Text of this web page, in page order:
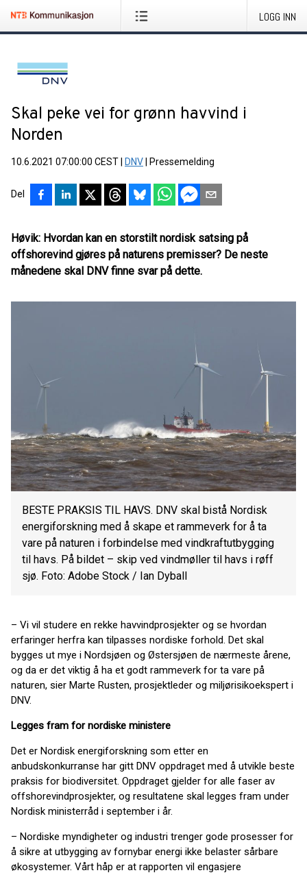
LOGG INN
Skal peke vei for grønn havvind i
Norden
10.6.2021 07:00:00 CEST DNV Pressemelding
Del
Høvik: Hvordan kan en storstilt nordisk satsing på
offshorevind gjøres på naturens premisser? De neste
månedene skal DNV finne svar på dette.
BESTE PRAKSIS TIL HAVS. DNV skal bistå Nordisk
energiforskning med å skape et rammeverk for å ta
vare på naturen i forbindelse med vindkraftutbygging
til havs. På bildet – skip ved vindmøller til havs i røff
sjø. Foto: Adobe Stock / Ian Dyball
– Vi vil studere en rekke havvindprosjekter og se hvordan
erfaringer herfra kan tilpasses nordiske forhold. Det skal
bygges ut mye i Nordsjøen og Østersjøen de nærmeste årene,
og da er det viktig å ha et godt rammeverk for ta vare på
naturen, sier Marte Rusten, prosjektleder og miljørisikoekspert i
DNV.
Legges fram for nordiske ministere
Det er Nordisk energiforskning som etter en
anbudskonkurranse har gitt DNV oppdraget med å utvikle beste
praksis for biodiversitet. Oppdraget gjelder for alle faser av
offshorevindprosjekter, og resultatene skal legges fram under
Nordisk ministerråd i september i år.
– Nordiske myndigheter og industri trenger gode prosesser for
å sikre at utbygging av fornybar energi ikke belaster sårbare
økosystemer. Vårt håp er at rapporten vil engasjere